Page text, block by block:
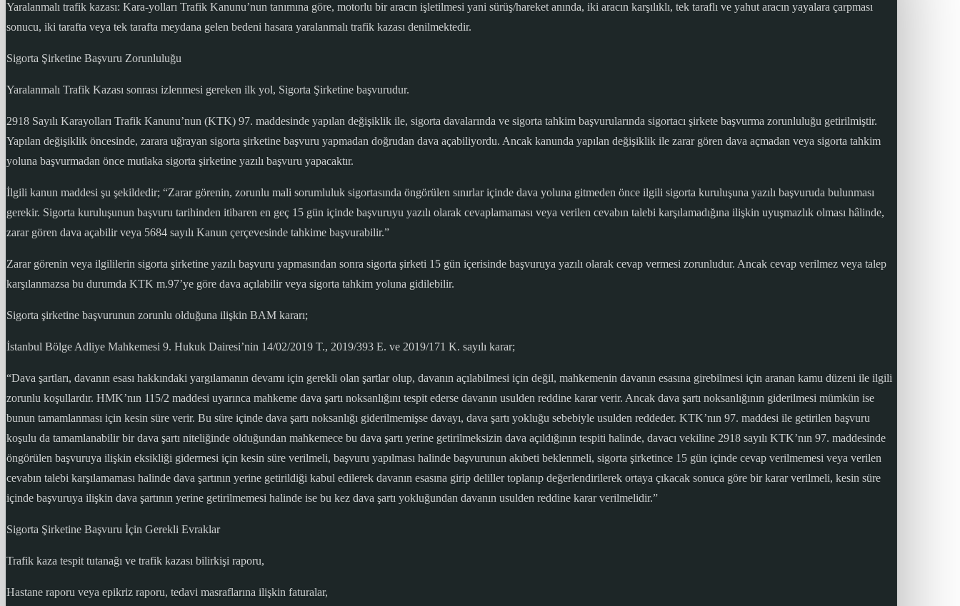
Yaralanmalı trafik kazası: Kara-yolları Trafik Kanunu’nun tanımına göre, motorlu bir aracın işletilmesi yani sürüş/hareket anında, iki aracın karşılıklı, tek taraflı ve yahut aracın yayalara çarpması
sonucu, iki tarafta veya tek tarafta meydana gelen bedeni hasara yaralanmalı trafik kazası denilmektedir.
Sigorta Şirketine Başvuru Zorunluluğu
Yaralanmalı Trafik Kazası sonrası izlenmesi gereken ilk yol, Sigorta Şirketine başvurudur.
2918 Sayılı Karayolları Trafik Kanunu’nun (KTK) 97. maddesinde yapılan değişiklik ile, sigorta davalarında ve sigorta tahkim başvurularında sigortacı şirkete başvurma zorunluluğu getirilmiştir.
Yapılan değişiklik öncesinde, zarara uğrayan sigorta şirketine başvuru yapmadan doğrudan dava açabiliyordu. Ancak kanunda yapılan değişiklik ile zarar gören dava açmadan veya sigorta tahkim
yoluna başvurmadan önce mutlaka sigorta şirketine yazılı başvuru yapacaktır.
İlgili kanun maddesi şu şekildedir; “Zarar görenin, zorunlu mali sorumluluk sigortasında öngörülen sınırlar içinde dava yoluna gitmeden önce ilgili sigorta kuruluşuna yazılı başvuruda bulunması
gerekir. Sigorta kuruluşunun başvuru tarihinden itibaren en geç 15 gün içinde başvuruyu yazılı olarak cevaplamaması veya verilen cevabın talebi karşılamadığına ilişkin uyuşmazlık olması hâlinde,
zarar gören dava açabilir veya 5684 sayılı Kanun çerçevesinde tahkime başvurabilir.”
Zarar görenin veya ilgililerin sigorta şirketine yazılı başvuru yapmasından sonra sigorta şirketi 15 gün içerisinde başvuruya yazılı olarak cevap vermesi zorunludur. Ancak cevap verilmez veya talep
karşılanmazsa bu durumda KTK m.97’ye göre dava açılabilir veya sigorta tahkim yoluna gidilebilir.
Sigorta şirketine başvurunun zorunlu olduğuna ilişkin BAM kararı;
İstanbul Bölge Adliye Mahkemesi 9. Hukuk Dairesi’nin 14/02/2019 T., 2019/393 E. ve 2019/171 K. sayılı karar;
“Dava şartları, davanın esası hakkındaki yargılamanın devamı için gerekli olan şartlar olup, davanın açılabilmesi için değil, mahkemenin davanın esasına girebilmesi için aranan kamu düzeni ile ilgili
zorunlu koşullardır. HMK’nın 115/2 maddesi uyarınca mahkeme dava şartı noksanlığını tespit ederse davanın usulden reddine karar verir. Ancak dava şartı noksanlığının giderilmesi mümkün ise
bunun tamamlanması için kesin süre verir. Bu süre içinde dava şartı noksanlığı giderilmemişse davayı, dava şartı yokluğu sebebiyle usulden reddeder. KTK’nın 97. maddesi ile getirilen başvuru
koşulu da tamamlanabilir bir dava şartı niteliğinde olduğundan mahkemece bu dava şartı yerine getirilmeksizin dava açıldığının tespiti halinde, davacı vekiline 2918 sayılı KTK’nın 97. maddesinde
öngörülen başvuruya ilişkin eksikliği gidermesi için kesin süre verilmeli, başvuru yapılması halinde başvurunun akıbeti beklenmeli, sigorta şirketince 15 gün içinde cevap verilmemesi veya verilen
cevabın talebi karşılamaması halinde dava şartının yerine getirildiği kabul edilerek davanın esasına girip deliller toplanıp değerlendirilerek ortaya çıkacak sonuca göre bir karar verilmeli, kesin süre
içinde başvuruya ilişkin dava şartının yerine getirilmemesi halinde ise bu kez dava şartı yokluğundan davanın usulden reddine karar verilmelidir.”
Sigorta Şirketine Başvuru İçin Gerekli Evraklar
Trafik kaza tespit tutanağı ve trafik kazası bilirkişi raporu,
Hastane raporu veya epikriz raporu, tedavi masraflarına ilişkin faturalar,